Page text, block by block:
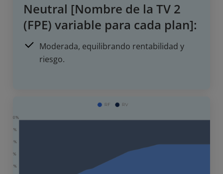
Neutral [Nombre de la TV 2
(FPE) variable para cada plan]:
Moderada, equilibrando rentabilidad y
riesgo.